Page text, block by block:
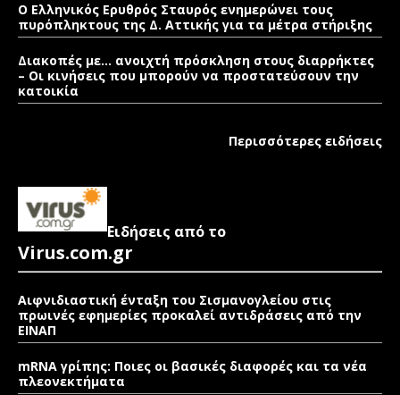
Ο Ελληνικός Ερυθρός Σταυρός ενημερώνει τους
πυρόπληκτους της Δ. Αττικής για τα μέτρα στήριξης
Διακοπές με… ανοιχτή πρόσκληση στους διαρρήκτες
– Οι κινήσεις που μπορούν να προστατεύσουν την
κατοικία
Περισσότερες ειδήσεις
Ειδήσεις από το
Virus.com.gr
Αιφνιδιαστική ένταξη του Σισμανογλείου στις
πρωινές εφημερίες προκαλεί αντιδράσεις από την
ΕΙΝΑΠ
mRNA γρίπης: Ποιες οι βασικές διαφορές και τα νέα
πλεονεκτήματα